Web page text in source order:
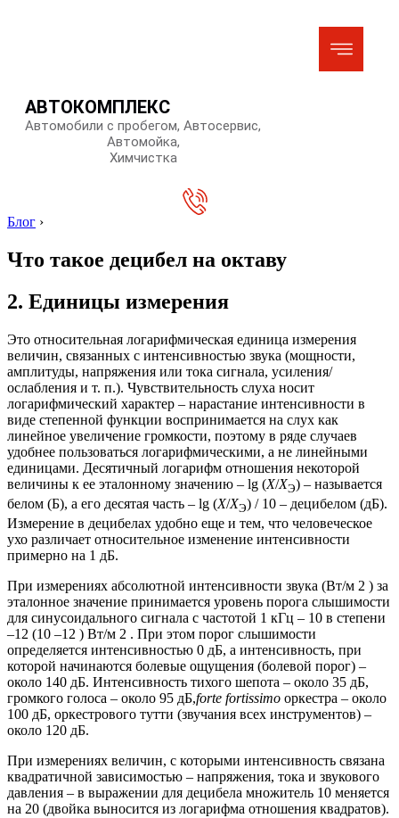
АВТОКОМПЛЕКС
Автомобили с пробегом, Автосервис,
Автомойка,
Химчистка
Блог ›
Что такое децибел на октаву
2. Единицы измерения
Это относительная логарифмическая единица измерения
величин, связанных с интенсивностью звука (мощности,
амплитуды, напряжения или тока сигнала, усиления/
ослабления и т. п.). Чувствительность слуха носит
логарифмический характер – нарастание интенсивности в
виде степенной функции воспринимается на слух как
линейное увеличение громкости, поэтому в ряде случаев
удобнее пользоваться логарифмическими, а не линейными
единицами. Десятичный логарифм отношения некоторой
величины к ее эталонному значению – lg (X/XЭ) – называется
белом (Б), а его десятая часть – lg (X/XЭ) / 10 – децибелом (дБ).
Измерение в децибелах удобно еще и тем, что человеческое
ухо различает относительное изменение интенсивности
примерно на 1 дБ.
При измерениях абсолютной интенсивности звука (Вт/м 2 ) за
эталонное значение принимается уровень порога слышимости
для синусоидального сигнала с частотой 1 кГц – 10 в степени
–12 (10 –12 ) Вт/м 2 . При этом порог слышимости
определяется интенсивностью 0 дБ, а интенсивность, при
которой начинаются болевые ощущения (болевой порог) –
около 140 дБ. Интенсивность тихого шепота – около 35 дБ,
громкого голоса – около 95 дБ,forte fortissimo оркестра – около
100 дБ, оркестрового тутти (звучания всех инструментов) –
около 120 дБ.
При измерениях величин, с которыми интенсивность связана
квадратичной зависимостью – напряжения, тока и звукового
давления – в выражении для децибела множитель 10 меняется
на 20 (двойка выносится из логарифма отношения квадратов).